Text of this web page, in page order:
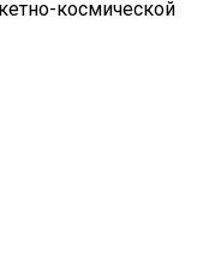
космической